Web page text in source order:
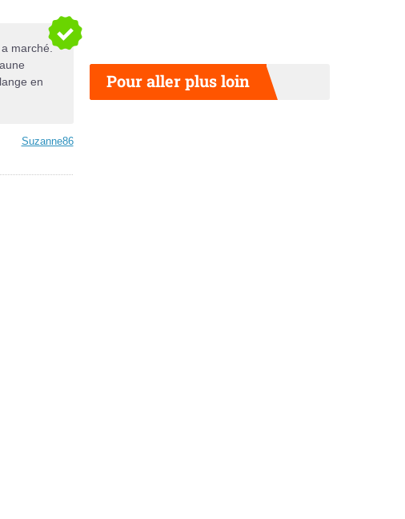
marché.
en
Suzanne86
Pour aller plus loin